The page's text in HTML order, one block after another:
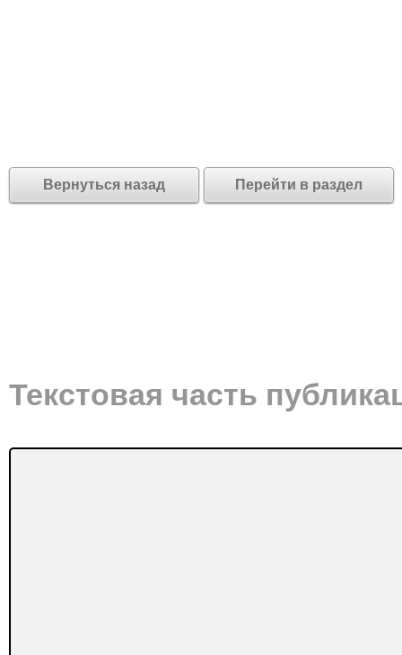
Вернуться назад Перейти в раздел
Текстовая часть